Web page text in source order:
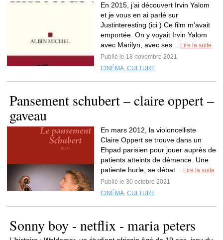
En 2015, j’ai découvert Irvin Yalom
et je vous en ai parlé sur
Justinteresting (ici ) Ce film m’avait
emportée. On y voyait Irvin Yalom
avec Marilyn, avec ses...
Lire la suite
Publié le 18 novembre 2021
CINÉMA, CULTURE
Pansement schubert – claire oppert –
gaveau
En mars 2012, la violoncelliste
Claire Oppert se trouve dans un
Ehpad parisien pour jouer auprès de
patients atteints de démence. Une
patiente hurle, se débat...
Lire la suite
Publié le 30 octobre 2021
CINÉMA, CULTURE
Sonny boy - netflix - maria peters